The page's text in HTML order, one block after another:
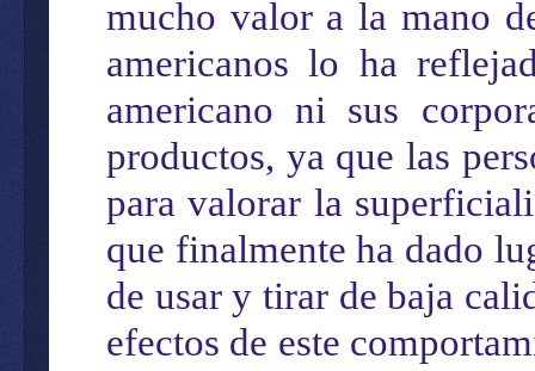
mucho valora la mano
americanos lo ha
americano ni sus
productos, ya que las
para valorar la
que finalmenteha dado
de usar y tirar de baja
efectos de este